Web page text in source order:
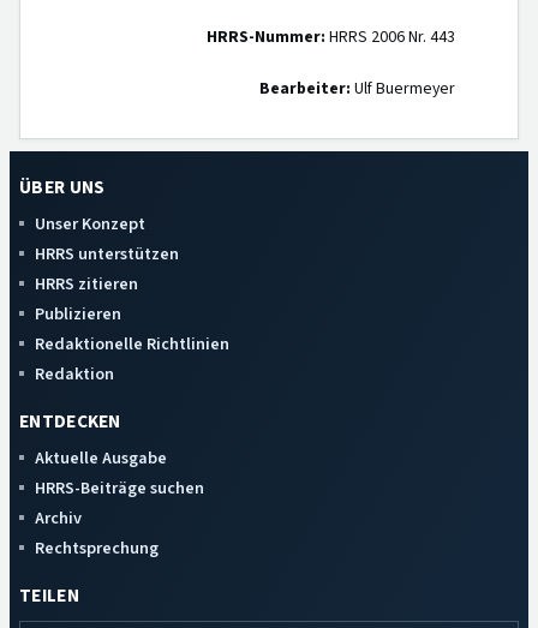
HRRS-Nummer: HRRS 2006 Nr. 443
Bearbeiter: Ulf Buermeyer
ÜBER UNS
Unser Konzept
HRRS unterstützen
HRRS zitieren
Publizieren
Redaktionelle Richtlinien
Redaktion
ENTDECKEN
Aktuelle Ausgabe
HRRS-Beiträge suchen
Archiv
Rechtsprechung
TEILEN